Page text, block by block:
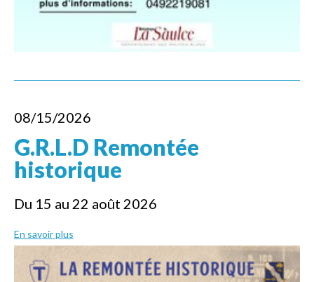
08/15/2026
G.R.L.D Remontée
historique
Du 15 au 22 août 2026
En savoir plus